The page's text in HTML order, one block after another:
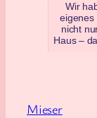
Wir
eigenes
nicht
Haus –
Mieser